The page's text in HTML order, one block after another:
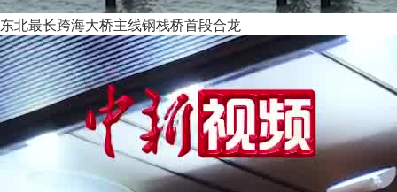
东北最长跨海大桥主线钢栈桥首段合龙